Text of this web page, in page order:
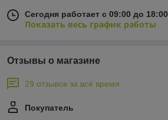
Сегодня работает с 09:00 до 18:00
Показать весь график работы
Отзывы о магазине
29 отзывов за всё время
Покупатель